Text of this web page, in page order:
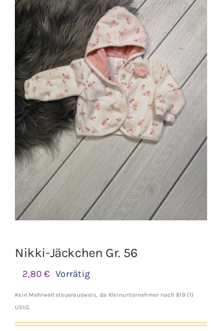
Jungen
Mädchen
Accesoires
Schuhe / Socken
Spielzeug
Babyausstattung
Krims Krams
Nikki-Jäckchen Gr. 56
2,80€ Vorrätig
Kein Mehrwertsteuerausweis, da Kleinunternehmer nach §19 (1)
UStG.